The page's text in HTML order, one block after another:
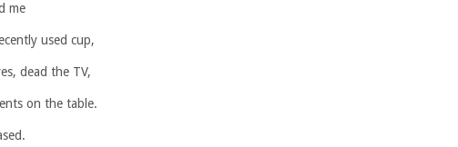
me
used cup,
dead the TV,
on the table.